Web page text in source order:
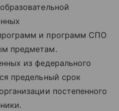
и программ СПО
предметам.
из федерального
предельный срок
постепенного